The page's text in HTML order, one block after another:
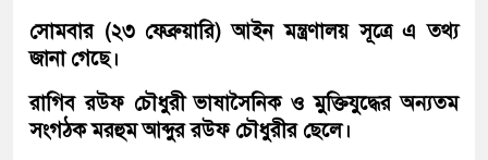
সোমবার (২৩ ফেব্রুয়ারি) আইন মন্ত্রণালয় সূত্রে এ তথ্য
জানা গেছে।
রাগিব রউফ চৌধুরী ভাষাসৈনিক ও মুক্তিযুদ্ধের অন্যতম
সংগঠক মরহুম আব্দুর রউফ চৌধুরীর ছেলে।